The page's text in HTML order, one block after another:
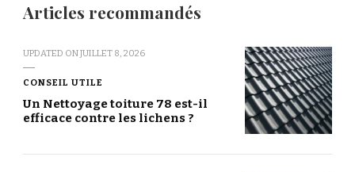
Articles recommandés
UPDATED ONJUILLET 8, 2026
CONSEIL UTILE
Un Nettoyage toiture 78 est-il
efficace contre les lichens ?